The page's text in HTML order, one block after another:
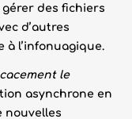
des fichiers
d’autres
à l’infonuagique.
le
asynchrone en
nouvelles